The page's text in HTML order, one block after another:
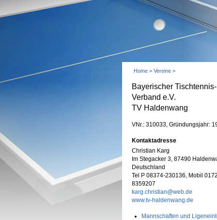
Home > Vereine >
Bayerischer Tischtennis-
Verband e.V.
TV Haldenwang
VNr.: 310033, Gründungsjahr:
Kontaktadresse
Christian Karg
Im Stegacker 3, 87490
Deutschland
Tel P 08374-230136, Mobil
8359207
karg.christian@web.de
www.tv-haldenwang.de
Mannschaften und